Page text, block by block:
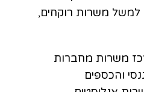
למשל משרות רוקחים,
משרות מחברות
והכספים